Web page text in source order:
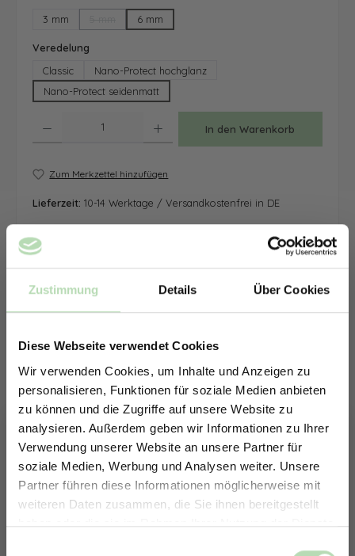
Zustimmung Details Über Cookies
Diese Webseite verwendet Cookies
Wir verwenden Cookies, um Inhalte und Anzeigen zu
personalisieren, Funktionen für soziale Medien anbieten
zu können und die Zugriffe auf unsere Website zu
analysieren. Außerdem geben wir Informationen zu Ihrer
Verwendung unserer Website an unsere Partner für
soziale Medien, Werbung und Analysen weiter. Unsere
Partner führen diese Informationen möglicherweise mit
weiteren Daten zusammen, die Sie ihnen bereitgestellt
haben oder die sie im Rahmen Ihrer Nutzung der Dienste
3 mm
(Diese Option ist zurzeit nicht verfügbar.)
6 mm
Veredelung
Classic
Nano-Protect hochglanz
Nano-Protect seidenmatt
In den Warenkorb
Zum Merkzettel hinzufügen
Lieferzeit: 10-14 Werktage / Versandkostenfrei in DE
ERHALTE 5% RABATT AUF
DEINE RÜCKWÄNDE